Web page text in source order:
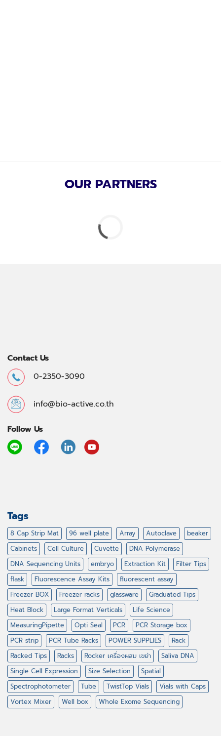
OUR PARTNERS
Contact Us
0-2350-3090
info@bio-active.co.th
Follow Us
Tags
8 Cap Strip Mat 96 well plate Array Autoclave
beaker
Cabinets
Cell Culture Cuvette
DNA Polymerase
DNA Sequencing Units
embryo Extraction Kit
Filter Tips
flask
Fluorescence Assay Kits
fluorescent assay
Freezer BOX
Freezer racks glassware
Graduated Tips
Heat Block
Large Format Verticals
Life Science
MeasuringPipette
Opti Seal PCR
PCR Storage box
PCR strip
PCR Tube Racks POWER SUPPLIES
Rack
Racked Tips
Racks Rocker เครื่องผสม เขย่า
Saliva DNA
Single Cell Expression
Size Selection
Spatial
Spectrophotometer
Tube TwistTop Vials
Vials with Caps
Vortex Mixer
Well box Whole Exome Sequencing